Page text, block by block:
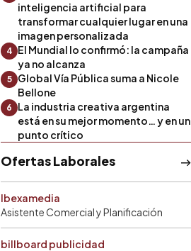
inteligencia artificial para
transformar cualquier lugar en una
imagen personalizada
4 El Mundial lo confirmó: la campaña
ya no alcanza
5
Global Vía Pública suma a Nicole
Bellone
6
La industria creativa argentina
está en su mejor momento… y en un
punto crítico
Ofertas Laborales
Ibexamedia
Asistente Comercial y Planificación
billboard publicidad